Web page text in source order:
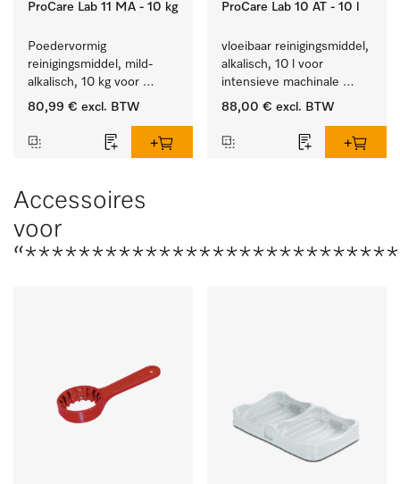
ProCare Lab 11 MA - 10 kg
Poedervormig
reinigingsmiddel, mild-
alkalisch, 10 kg voor
materiaalbesparende,
laboratoriumglasw. en -
80,99 € excl. BTW
ProCare Lab 10 AT - 10 l
vloeibaar reinigingsmiddel,
alkalisch, 10 l voor
intensieve machinale
reiniging van
gerei.
88,00 € excl. BTW
Accessoires
voor